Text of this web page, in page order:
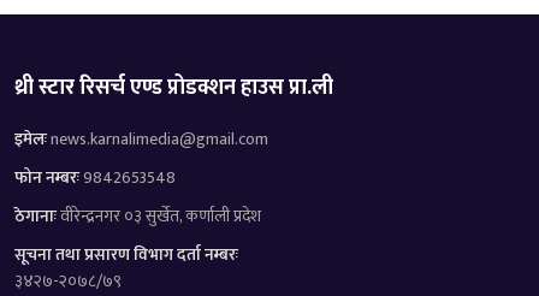
थ्री स्टार रिसर्च एण्ड प्रोडक्शन हाउस प्रा.ली
इमेलःnews.karnalimedia@gmail.com
फोन नम्बरः9842653548
ठेगानाःवीरेन्द्रनगर ०३ सुर्खेत, कर्णाली प्रदेश
सूचना तथा प्रसारण विभाग दर्ता नम्बरः
३४२७-२०७८/७९